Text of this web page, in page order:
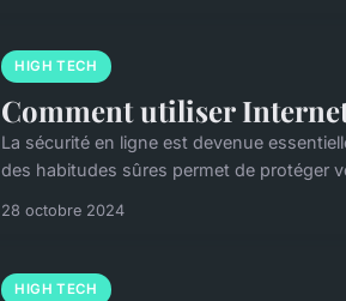
HIGH TECH
Comment utiliser
La sécurité en ligne est devenue
des habitudes sûres permet de protéger
28 octobre 2024
HIGH TECH